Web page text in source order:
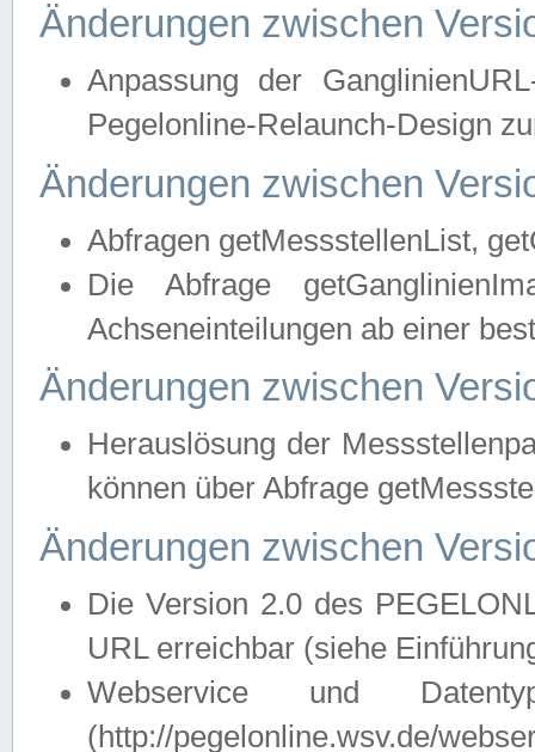
Änderungen zwischen
Anpassung der
Pegelonline-Relaunch-Design
Änderungen zwischen
Abfragen getMessstellenList,
Die Abfrage
Achseneinteilungen ab einer
Änderungen zwischen
Herauslösung der
können über Abfrage
Änderungen zwischen
Die Version 2.0 des
URL erreichbar (siehe
Webservice und
(http://pegelonline.wsv.de/